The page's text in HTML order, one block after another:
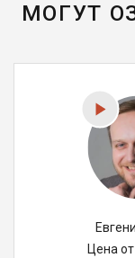
МОГУТ
Цена от